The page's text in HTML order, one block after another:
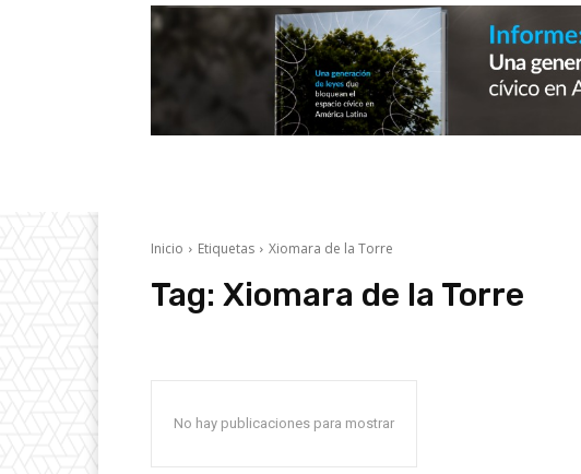
Inicio Etiquetas Xiomara de la Torre
Tag: Xiomara de la Torre
No hay publicaciones para mostrar